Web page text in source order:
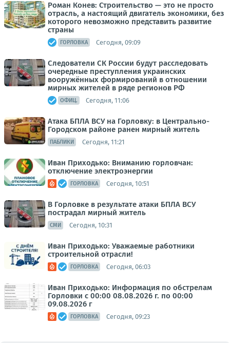
Роман Конев: Строительство — это не просто
отрасль, а настоящий двигатель экономики, без
которого невозможно представить развитие
страны
ГОРЛОВКА Сегодня, 09:09
Следователи СК России будут расследовать
очередные преступления украинских
вооружённых формирований в отношении
мирных жителей в ряде регионов РФ
ОФИЦ. Сегодня, 11:06
Атака БПЛА ВСУ на Горловку: в Центрально-
Городском районе ранен мирный житель
ПАБЛИКИ Сегодня, 11:21
Иван Приходько: Вниманию горловчан:
отключение электроэнергии
ГОРЛОВКА Сегодня, 10:51
В Горловке в результате атаки БПЛА ВСУ
пострадал мирный житель
СМИ Сегодня, 10:31
Иван Приходько: Уважаемые работники
строительной отрасли!
ГОРЛОВКА Сегодня, 06:03
Иван Приходько: Информация по обстрелам
Горловки с 00:00 08.08.2026 г. по 00:00
09.08.2026 г
ГОРЛОВКА Сегодня, 09:23